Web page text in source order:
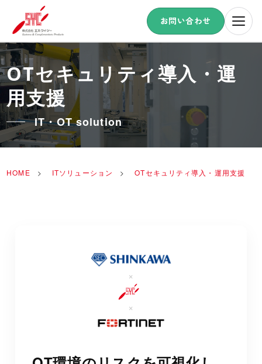
お問い合わせ
OTセキュリティ導入・運
用支援
IT・OT solution
HOME > ITソリューション > OTセキュリティ導入・運用支援
×
×